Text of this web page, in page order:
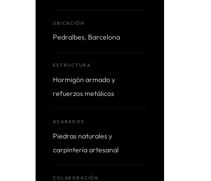
UBICACIÓN
Pedralbes, Barcelona
ESTRUCTURA
Hormigón armado y
refuerzos metálicos
ACABADOS
Piedras naturales y
carpintería artesanal
COLABORACIÓN